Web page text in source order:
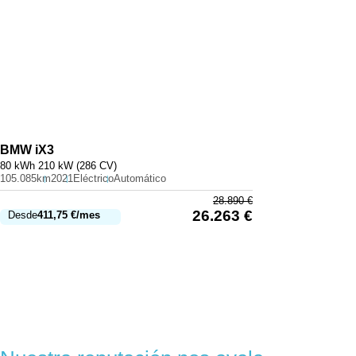
BMW iX3
80 kWh 210 kW (286 CV)
105.085km2021EléctricoAutomático
Desde411,75 €/mes
28.890€
26.263 €